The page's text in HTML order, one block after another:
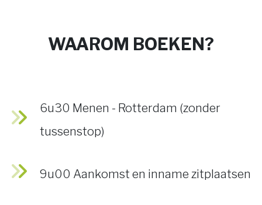
WAAROM BOEKEN?
6u30 Menen - Rotterdam (zonder
tussenstop)
9u00 Aankomst en inname zitplaatsen